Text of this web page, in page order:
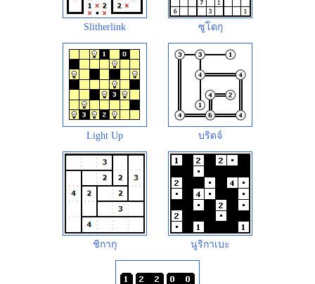
Slitherlink ซูโดกุ
Light Up บริดจ์
ชิกากุ นูริกาเบะ